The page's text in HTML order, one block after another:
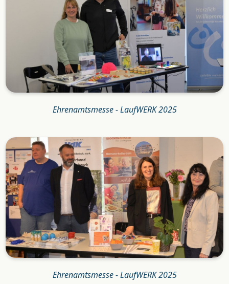
Ehrenamtsmesse - LaufWERK 2025
Ehrenamtsmesse - LaufWERK 2025